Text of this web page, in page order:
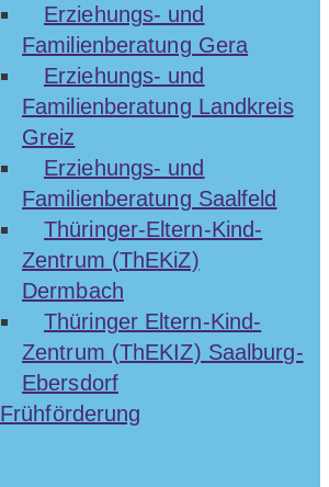
Erziehungs- und
Familienberatung Gera
Erziehungs- und
Familienberatung Landkreis
Greiz
Erziehungs- und
Familienberatung Saalfeld
Thüringer-Eltern-Kind-
Zentrum (ThEKiZ)
Dermbach
Thüringer Eltern-Kind-
Zentrum (ThEKIZ) Saalburg-
Ebersdorf
Frühförderung